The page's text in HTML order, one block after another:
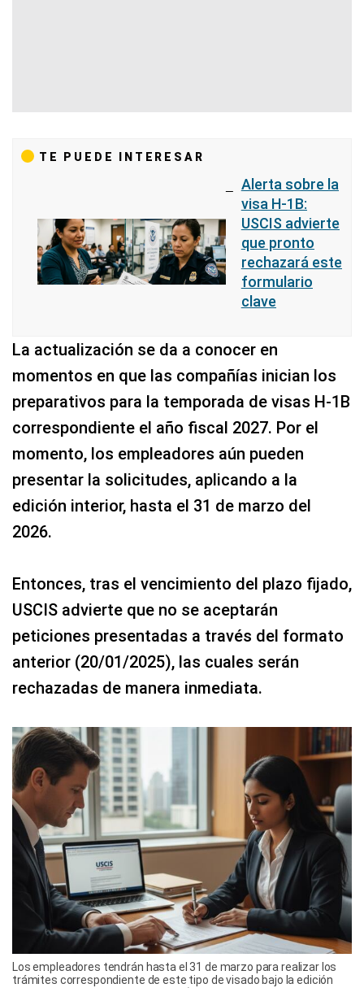
TE PUEDE INTERESAR
Alerta sobre la
visa H-1B:
USCIS advierte
que pronto
rechazará este
formulario
clave
La actualización se da a conocer en
momentos en que las compañías inician los
preparativos para la temporada de visas H-1B
correspondiente el año fiscal 2027. Por el
momento, los empleadores aún pueden
presentar la solicitudes, aplicando a la
edición interior, hasta el 31 de marzo del
2026.
Entonces, tras el vencimiento del plazo fijado,
USCIS advierte que no se aceptarán
peticiones presentadas a través del formato
anterior (20/01/2025), las cuales serán
rechazadas de manera inmediata.
Los empleadores tendrán hasta el 31 de marzo para realizar los
trámites correspondiente de este tipo de visado bajo la edición